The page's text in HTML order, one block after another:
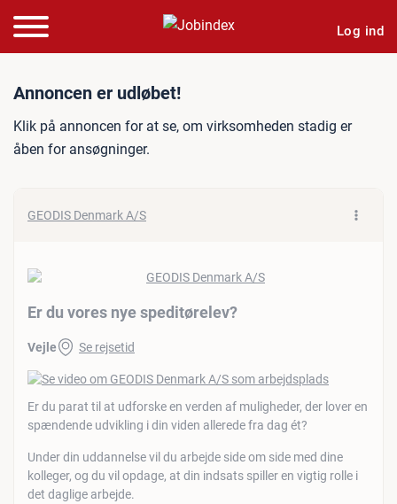
Log ind
Jobannonce: Er du vores
Annoncen er udløbet!
Klik på annoncen for at se, om virksomheden stadig er
åben for ansøgninger.
GEODIS Denmark A/S
Er du vores nye speditørelev?
Vejle Se rejsetid
Er du parat til at udforske en verden af muligheder, der lover en
spændende udvikling i din viden allerede fra dag ét?
Under din uddannelse vil du arbejde side om side med dine
kolleger, og du vil opdage, at din indsats spiller en vigtig rolle i
det daglige arbejde.